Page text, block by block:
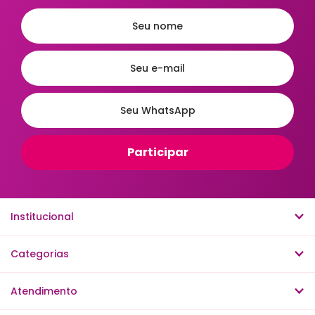
Mais Relevantes
Institucional
Categorias
Atendimento